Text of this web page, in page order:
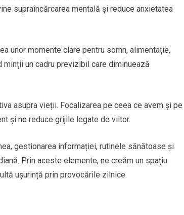
supraîncărcarea mentală și reduce anxietatea
unor momente clare pentru somn, alimentație,
un cadru previzibil care diminuează
asupra vieții. Focalizarea pe ceea ce avem și pe
și ne reduce grijile legate de viitor.
gestionarea informației, rutinele sănătoase și
Prin aceste elemente, ne creăm un spațiu
ușurință prin provocările zilnice.